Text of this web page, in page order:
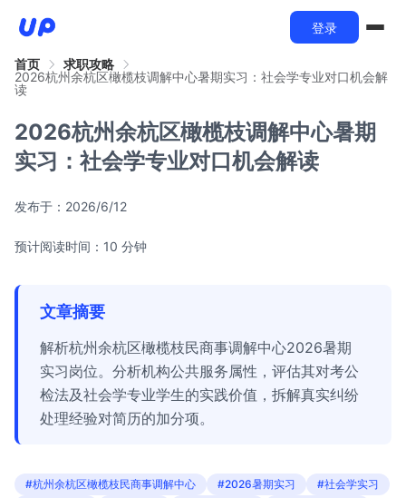
登录
首页
求职攻略
2026杭州余杭区橄榄枝调解中心暑期实习：社会学专业对口机会解
读
2026杭州余杭区橄榄枝调解中心暑期
实习：社会学专业对口机会解读
发布于： 2026/6/12
预计阅读时间：10 分钟
文章摘要
解析杭州余杭区橄榄枝民商事调解中心2026暑期
实习岗位。分析机构公共服务属性，评估其对考公
检法及社会学专业学生的实践价值，拆解真实纠纷
处理经验对简历的加分项。
#杭州余杭区橄榄枝民商事调解中心 #2026暑期实习
#社会学实习